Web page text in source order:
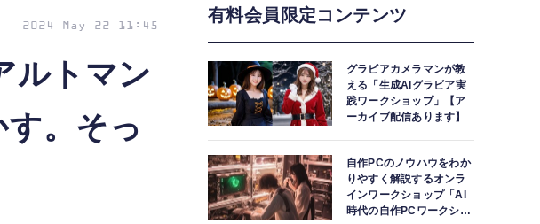
ルトマン
。そっ
2024 May 22 11:45
有料会員限定コンテンツ
グラビアカメラマンが教
える「生成AIグラビア実
践ワークショップ」【ア
ーカイブ配信あります】
自作PCのノウハウをわか
りやすく解説するオンラ
インワークショップ「AI
時代の自作PCワークショ